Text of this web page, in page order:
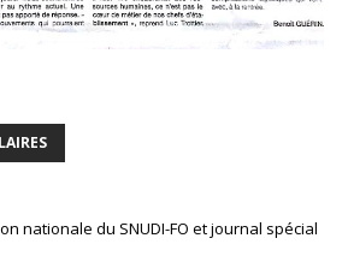
nationale du SNUDI-FO et journal spécial